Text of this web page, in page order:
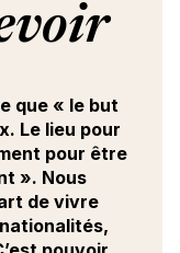
et
nos clients
et offrir
les
que « le but
Le lieu pour
pour être
». Nous
de vivre